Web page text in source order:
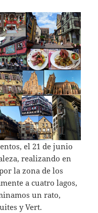
el 21 de junio
realizando en
la zona de los
a cuatro lagos,
un rato,
y Vert.